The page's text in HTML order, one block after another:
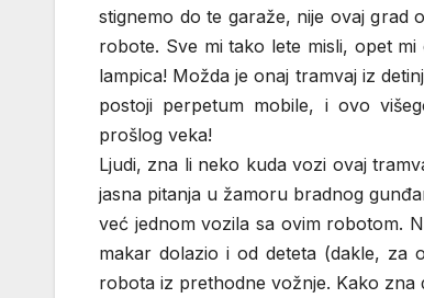
stignemo do te garaže, nije ovaj grad
robote. Sve mi tako lete misli, opet
lampica! Možda je onaj tramvaj iz
postoji perpetum mobile, i ovo
prošlog veka!
Ljudi, zna li neko kuda vozi ovaj
jasna pitanja u žamoru bradnog
već jednom vozila sa ovim robotom.
makar dolazio i od deteta (dakle, za
robota iz prethodne vožnje. Kako zna